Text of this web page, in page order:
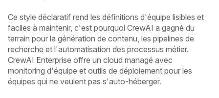
Ce style déclaratif rend les définitions d'équipe lisibles et
faciles à maintenir, c'est pourquoi CrewAI a gagné du
terrain pour la génération de contenu, les pipelines de
recherche et l'automatisation des processus métier.
CrewAI Enterprise offre un cloud managé avec
monitoring d'équipe et outils de déploiement pour les
équipes qui ne veulent pas s'auto-héberger.